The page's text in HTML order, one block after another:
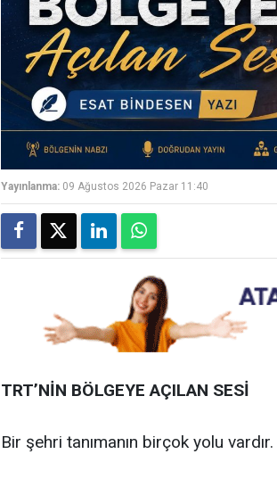
Yayınlanma: 09 Ağustos 2026 Pazar 11:40
TRT’NİN BÖLGEYE AÇILAN SESİ
Bir şehri tanımanın birçok yolu vardır.